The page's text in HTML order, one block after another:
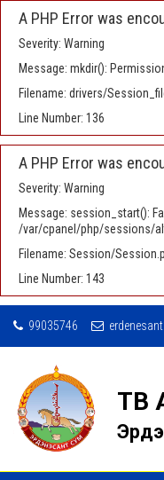
A PHP Error was
Severity: Warning
Message: mkdir():
Filename: drivers/
Line Number: 136
A PHP Error was
Severity: Warning
Message: session_start():
/var/cpanel/php/sessions/
Filename: Session/
Line Number: 143
99035746